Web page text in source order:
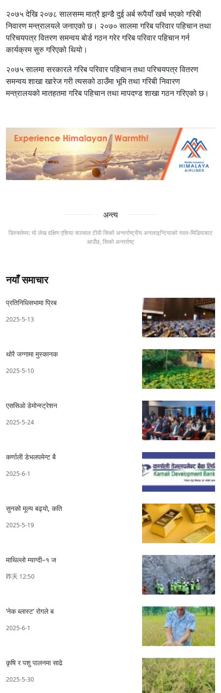
२०७५ देखि २०७८ सालसम्म मात्रै झन्डै दुई अर्ब रूपैयाँ खर्च भएको गरिबी
निवारण मन्त्रालयले जनाएको छ। २०७० सालमा गरिब परिवार पहिचान तथा
परिचयपत्र वितरण समन्वय बोर्ड गठन गरेर गरिब परिवार पहिचान गर्न
कार्यक्रम सुरु गरिएको थियो।
२०७५ सालमा सरकारले गरिब परिवार पहिचान तथा परिचयपत्र वितरण
समन्वय शाखा खारेज गरी त्यसको ठाउँमा भूमि तथा गरिबी निवारण
मन्त्रालयको मातहतमा गरिब पहिचान तथा मापदण्ड शाखा गठन गरिएको छ।
अन्त्य
डिस्क्लेमर: यो लेख दक्षिण एशिया सञ्जाल टीवी सिको अन्तर्राष्ट्रीय अनलाइन्टियाको स्वत-मिडियाबाट
आउँछ, सिको अन्तर्राष्ट्
नयाँ समाचार
प्रतिनिधिसभामा प्रिब
2025-5-13
थोरै जग्गामा मुस्कानक
2025-5-10
एससिओ डेमोन्स्ट्रेशन
2025-5-24
कर्णाली डेभलपमेन्ट बै
2025-6-1
सुनको मूल्य बढ्यो, कति
2025-5-19
माथिल्लो म्याग्दी–१ ज
昨天 12:50
‘नेक ब्लास्ट’ रोगले ब
2025-6-1
कृषि र पशु पालनमा साढे
2025-5-30